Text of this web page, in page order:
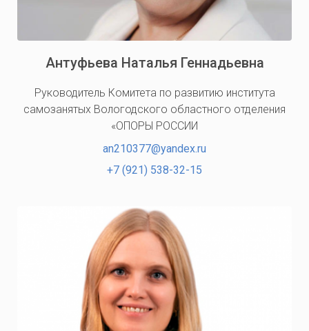
Антуфьева Наталья Геннадьевна
Руководитель Комитета по развитию института
самозанятых Вологодского областного отделения
«ОПОРЫ РОССИИ
an210377@yandex.ru
+7 (921) 538-32-15